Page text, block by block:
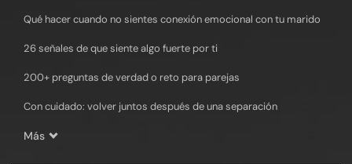
Qué hacer cuando no sientes conexión emocional con tu marido
26 señales de que siente algo fuerte por ti
200+ preguntas de verdad o reto para parejas
Con cuidado: volver juntos después de una separación
Más